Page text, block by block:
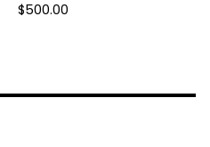
$500.00